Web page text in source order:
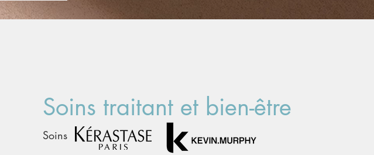
Soins traitant et bien-être
Soins